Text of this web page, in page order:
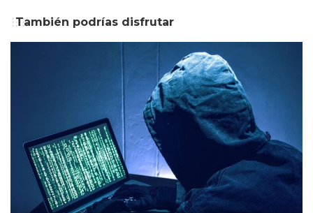
También podrías disfrutar